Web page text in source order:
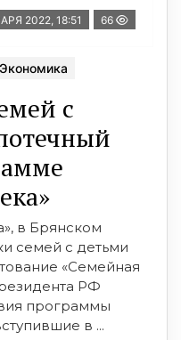
2022, 18:51 66
Экономика
с
в Брянском
семей с детьми
«Семейная
РФ
программы
в ...